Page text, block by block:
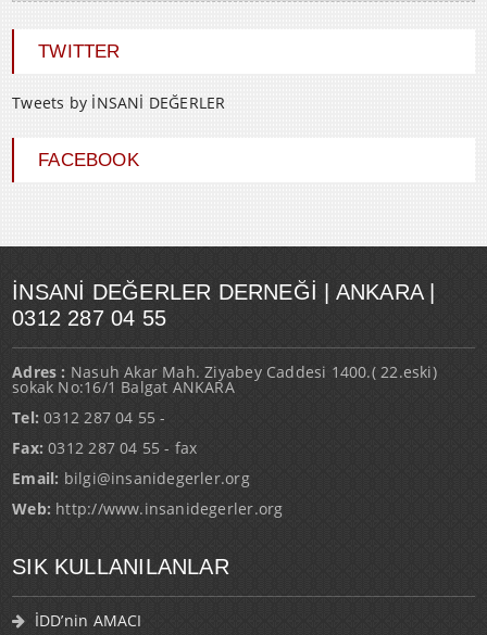
TWITTER
Tweets by İNSANİ DEĞERLER
FACEBOOK
İNSANI DEĞERLER DERNEĞI | ANKARA |
0312 287 04 55
Adres : Nasuh Akar Mah. Ziyabey Caddesi 1400.( 22.eski)
sokak No:16/1 Balgat ANKARA
Tel: 0312 287 04 55 -
Fax: 0312 287 04 55 - fax
Email: bilgi@insanidegerler.org
Web: http://www.insanidegerler.org
SIK KULLANILANLAR
İDD’nin AMACI